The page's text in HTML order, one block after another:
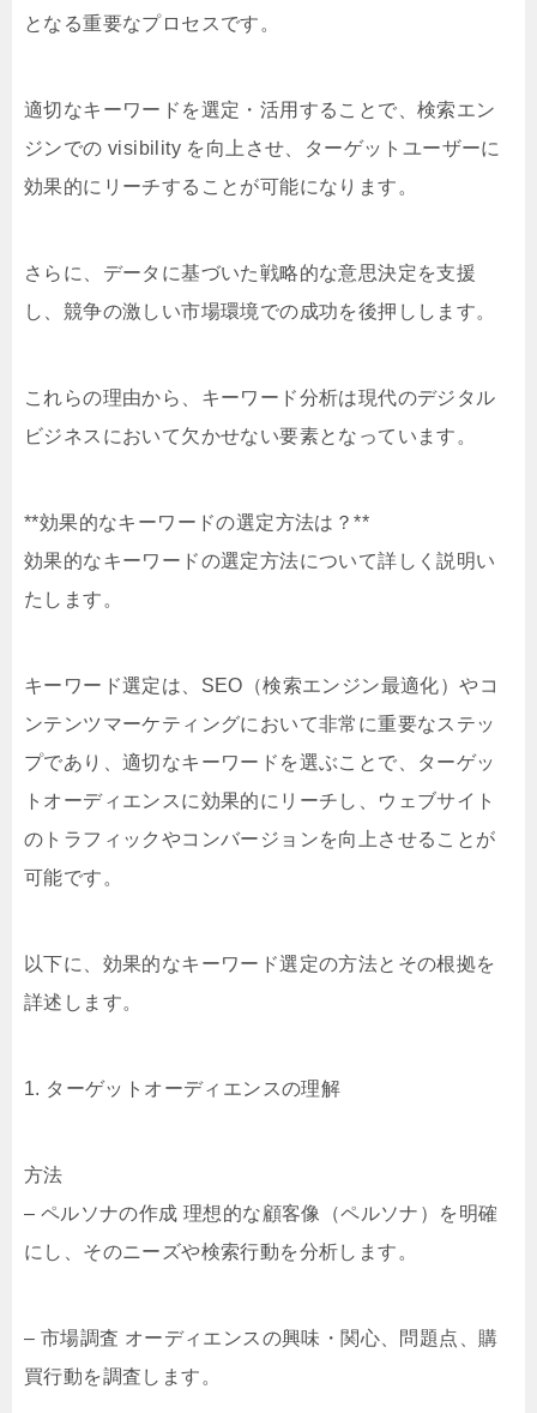
となる重要なプロセスです。
適切なキーワードを選定・活用することで、検索エン
ジンでの visibility を向上させ、ターゲットユーザーに
効果的にリーチすることが可能になります。
さらに、データに基づいた戦略的な意思決定を支援
し、競争の激しい市場環境での成功を後押しします。
これらの理由から、キーワード分析は現代のデジタル
ビジネスにおいて欠かせない要素となっています。
**効果的なキーワードの選定方法は？**
効果的なキーワードの選定方法について詳しく説明い
たします。
キーワード選定は、SEO（検索エンジン最適化）やコ
ンテンツマーケティングにおいて非常に重要なステッ
プであり、適切なキーワードを選ぶことで、ターゲッ
トオーディエンスに効果的にリーチし、ウェブサイト
のトラフィックやコンバージョンを向上させることが
可能です。
以下に、効果的なキーワード選定の方法とその根拠を
詳述します。
1. ターゲットオーディエンスの理解
方法
– ペルソナの作成 理想的な顧客像（ペルソナ）を明確
にし、そのニーズや検索行動を分析します。
– 市場調査 オーディエンスの興味・関心、問題点、購
買行動を調査します。